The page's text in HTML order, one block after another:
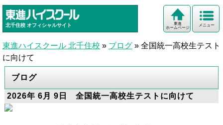
北千住校 オフィシャルサイト メニュー
東進
ホームページ
東進ハイスクール 北千住校 » ブログ » 全国統一高校生テスト
に向けて
ブログ
2026年 6月 9日 全国統一高校生テストに向けて